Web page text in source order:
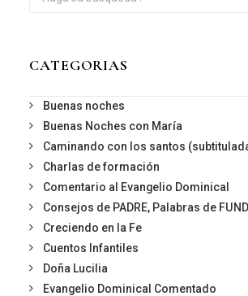
CATEGORIAS
Buenas noches
Buenas Noches con María
Caminando con los santos
Charlas de formación
Comentario al Evangelio Dominical
Consejos de PADRE, Palabras de
Creciendo en la Fe
Cuentos Infantiles
Doña Lucilia
Evangelio Dominical Comentado